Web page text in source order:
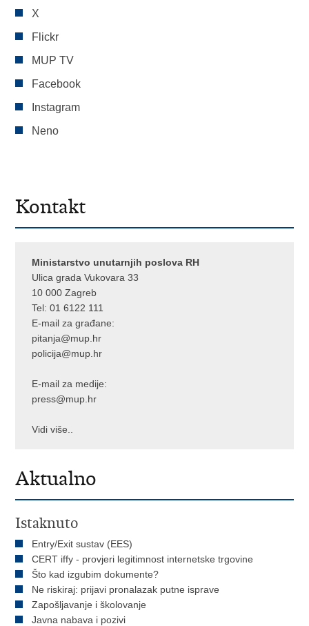
X
Flickr
MUP TV
Facebook
Instagram
Neno
Kontakt
Ministarstvo unutarnjih poslova RH
Ulica grada Vukovara 33
10 000 Zagreb
Tel:01 6122 111
E-mail za građane:
pitanja@mup.hr
policija@mup.hr
E-mail za medije:
press@mup.hr
Vidi više..
Aktualno
Istaknuto
Entry/Exit sustav (EES)
CERT iffy - provjeri legitimnost internetske trgovine
Što kad izgubim dokumente?
Ne riskiraj: prijavi pronalazak putne isprave
Zapošljavanje i školovanje
Javna nabava i pozivi